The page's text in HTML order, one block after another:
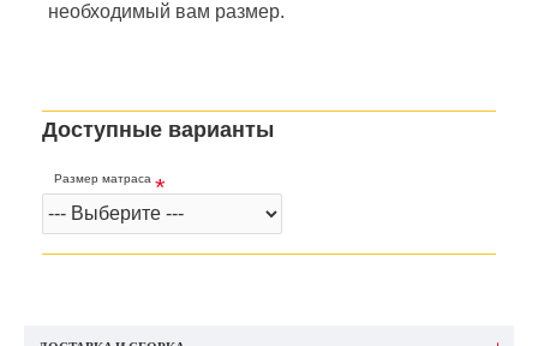
необходимый вам размер.
Доступные варианты
Размер матраса